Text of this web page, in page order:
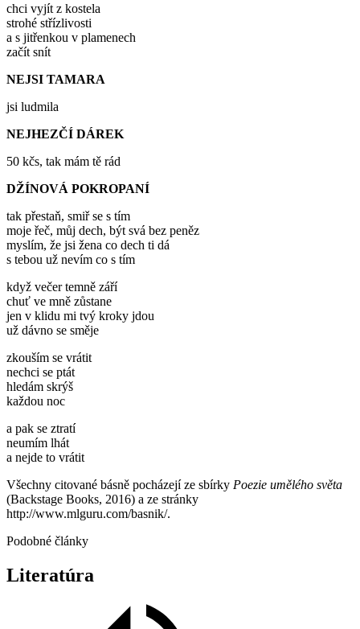
chci vyjít z kostela
strohé střízlivosti
a s jitřenkou v plamenech
začít snít
NEJSI TAMARA
jsi ludmila
NEJHEZČÍ DÁREK
50 kčs, tak mám tě rád
DŽÍNOVÁ POKROPANÍ
tak přestaň, smiř se s tím
moje řeč, můj dech, být svá bez peněz
myslím, že jsi žena co dech ti dá
s tebou už nevím co s tím
když večer temně září
chuť ve mně zůstane
jen v klidu mi tvý kroky jdou
už dávno se směje
zkouším se vrátit
nechci se ptát
hledám skrýš
každou noc
a pak se ztratí
neumím lhát
a nejde to vrátit
Všechny citované básně pocházejí ze sbírky Poezie umělého světa
(Backstage Books, 2016) a ze stránky
http://www.mlguru.com/basnik/.
Podobné články
Literatúra